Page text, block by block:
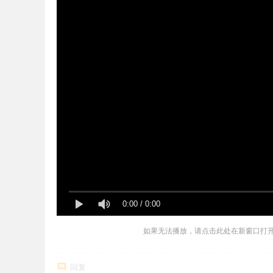
0:00 / 0:00
如果无法播放，请点击此处在新窗口打
回复